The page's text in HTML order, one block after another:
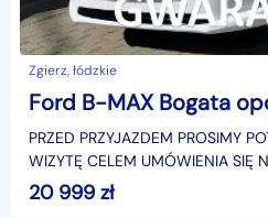
Zgierz, łódzkie
PRZED PRZYJAZDEM PROSIMY
WIZYTĘ CELEM UMÓWIENIA SIĘ
BEZPIECZNE OGLĘDZINY..Bardzo
dokumentac
20 999 zł